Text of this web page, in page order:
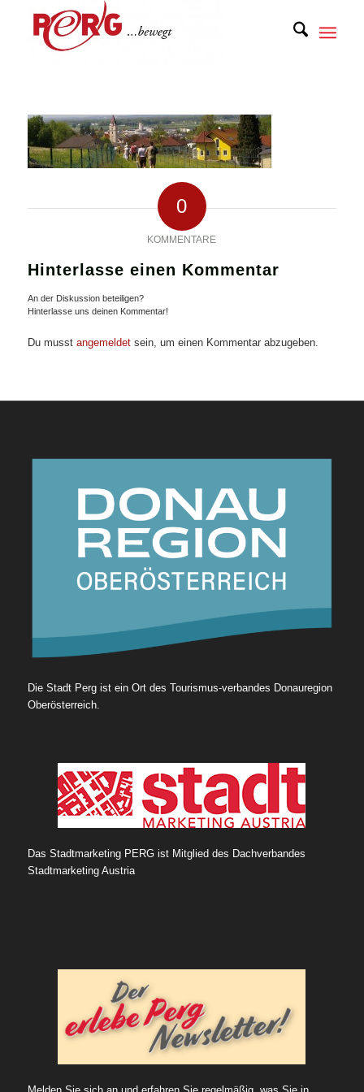
0
KOMMENTARE
Hinterlasse einen Kommentar
An der Diskussion beteiligen?
Hinterlasse uns deinen Kommentar!
Du musst angemeldetsein, um einen Kommentar abzugeben.
Die Stadt Perg ist ein Ort des Tourismus-verbandes Donauregion
Oberösterreich.
Das Stadtmarketing PERG ist Mitglied des Dachverbandes
Stadtmarketing Austria